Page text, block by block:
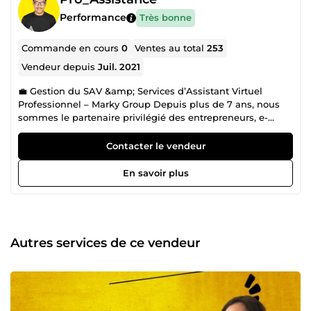
Performance Très bonne
Commande en cours0 Ventes au total253
Vendeur depuisJuil. 2021
💼 Gestion du SAV &amp; Services d’Assistant Virtuel
Professionnel – Marky Group Depuis plus de 7 ans, nous
sommes le partenaire privilégié des entrepreneurs, e-
commerçants et professionnels ambitieux qui souhaitent
gagner du temps ⏳, déléguer efficacement 📤 et optimiser
leur organisation 🗂️. Je suis Marky, fondateur de l’agence
Marky Group, une structure composée de talents
spécialisés dans les services d’assistant virtuel 🧠 et la
recentrer sur leur cœur de métier. Nous intervenons en
tant qu'assistant virtuel polyvalent, disponible et
avec précision et discrétion. À un tarif imbattable de 6,99 €
de l’heure 💶, notre offre est à la fois économique, fiable et
professionnelle. Depuis 2017, nous avons eu le privilège de
Contacter le vendeur
En savoir plus
Autres services de ce vendeur